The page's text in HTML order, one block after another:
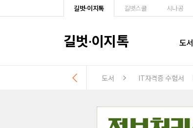
길벗·이지톡 길벗스쿨 시나공
길벗·이지톡 도서
도서 IT자격증 수험서